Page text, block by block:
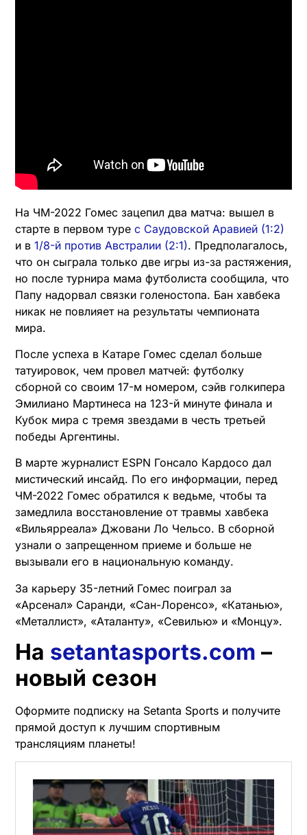
На ЧМ-2022 Гомес зацепил два матча: вышел в
старте в первом туре с Саудовской Аравией (1:2)
и в 1/8-й против Австралии (2:1). Предполагалось,
что он сыграла только две игры из-за растяжения,
но после турнира мама футболиста сообщила, что
Папу надорвал связки голеностопа. Бан хавбека
никак не повлияет на результаты чемпионата
мира.
После успеха в Катаре Гомес сделал больше
татуировок, чем провел матчей: футболку
сборной со своим 17-м номером, сэйв голкипера
Эмилиано Мартинеса на 123-й минуте финала и
Кубок мира с тремя звездами в честь третьей
победы Аргентины.
В марте журналист ESPN Гонсало Кардосо дал
мистический инсайд. По его информации, перед
ЧМ-2022 Гомес обратился к ведьме, чтобы та
замедлила восстановление от травмы хавбека
«Вильярреала» Джовани Ло Чельсо. В сборной
узнали о запрещенном приеме и больше не
вызывали его в национальную команду.
За карьеру 35-летний Гомес поиграл за
«Арсенал» Саранди, «Сан-Лоренсо», «Катанью»,
«Металлист», «Аталанту», «Севилью» и «Монцу».
На setantasports.com –
новый сезон
Оформите подписку на Setanta Sports и получите
прямой доступ к лучшим спортивным
трансляциям планеты!